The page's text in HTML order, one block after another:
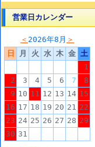
営業日カレンダー
＜ 2026年8月 ＞
日
月 火 水 木 金 土
1
2
3 4 5 6 7
8
9 10 11 12 13 14 15
16 17 18 19 20 21 22
23 24 25 26 27 28 29
30 31